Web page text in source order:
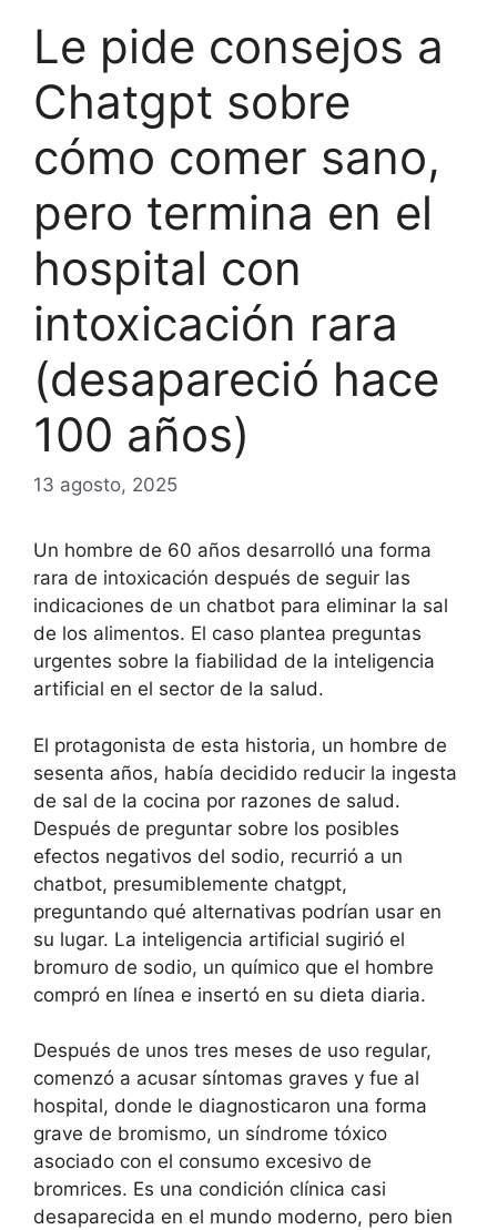
Le pide consejos a
Chatgpt sobre
cómo comer sano,
pero termina en el
hospital con
intoxicación rara
(desapareció hace
100 años)
13 agosto, 2025
Un hombre de 60 años desarrolló una forma
rara de intoxicación después de seguir las
indicaciones de un chatbot para eliminar la sal
de los alimentos. El caso plantea preguntas
urgentes sobre la fiabilidad de la inteligencia
artificial en el sector de la salud.
El protagonista de esta historia, un hombre de
sesenta años, había decidido reducir la ingesta
de sal de la cocina por razones de salud.
Después de preguntar sobre los posibles
efectos negativos del sodio, recurrió a un
chatbot, presumiblemente chatgpt,
preguntando qué alternativas podrían usar en
su lugar. La inteligencia artificial sugirió el
bromuro de sodio, un químico que el hombre
compró en línea e insertó en su dieta diaria.
Después de unos tres meses de uso regular,
comenzó a acusar síntomas graves y fue al
hospital, donde le diagnosticaron una forma
grave de bromismo, un síndrome tóxico
asociado con el consumo excesivo de
bromrices. Es una condición clínica casi
desaparecida en el mundo moderno, pero bien